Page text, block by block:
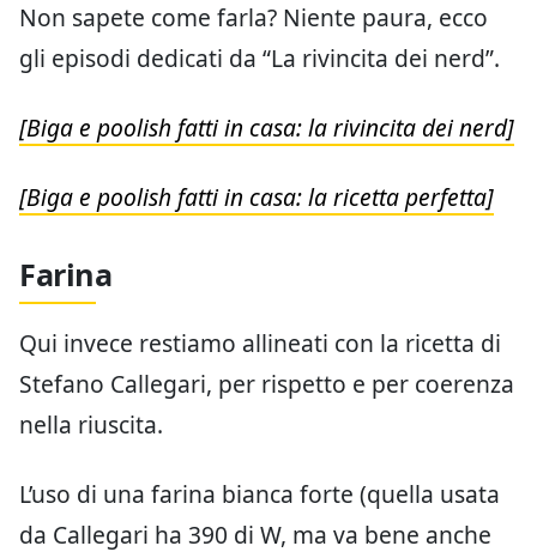
Non sapete come farla? Niente paura, ecco
gli episodi dedicati da “La rivincita dei nerd”.
[Biga e poolish fatti in casa: la rivincita dei nerd]
[Biga e poolish fatti in casa: la ricetta perfetta]
Farina
Qui invece restiamo allineati con la ricetta di
Stefano Callegari, per rispetto e per coerenza
nella riuscita.
L’uso di una farina bianca forte (quella usata
da Callegari ha 390 di W, ma va bene anche